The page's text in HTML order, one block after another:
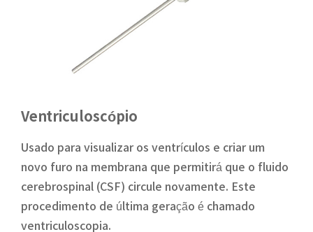
Ventriculoscópio
Usado para visualizar os ventrículos e criar um
novo furo na membrana que permitirá que o fluido
cerebrospinal (CSF) circule novamente. Este
procedimento de última geração é chamado
ventriculoscopia.